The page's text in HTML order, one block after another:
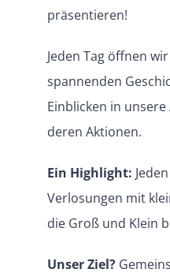
präsentieren!
Jeden Tag öffnen
spannenden
Einblicken in
deren Aktionen.
Ein Highlight:
Verlo­sungen mit
die Groß und Klein
Unser Ziel?